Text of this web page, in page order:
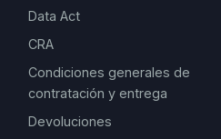
Data Act
CRA
Condiciones generales de
contratación y entrega
Devoluciones